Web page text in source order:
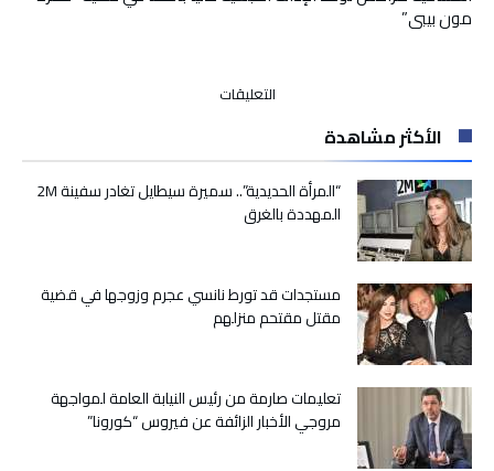
مون بيبي”
التعليقات
تؤكد
الإدانة
الحبسية
قضية
“حمزة
مغلقة
الأكثر مشاهدة
“المرأة الحديدية”.. سميرة سيطايل تغادر سفينة 2M
المهددة بالغرق
مستجدات قد تورط نانسي عجرم وزوجها في قضية
مقتل مقتحم منزلهم
تعليمات صارمة من رئيس النيابة العامة لمواجهة
مروجي الأخبار الزائفة عن فيروس “كورونا”